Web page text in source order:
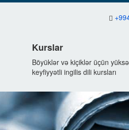
Kurslar
Böyüklər və kiçiklər üçün
keyfiyyətli ingilis dili kursları